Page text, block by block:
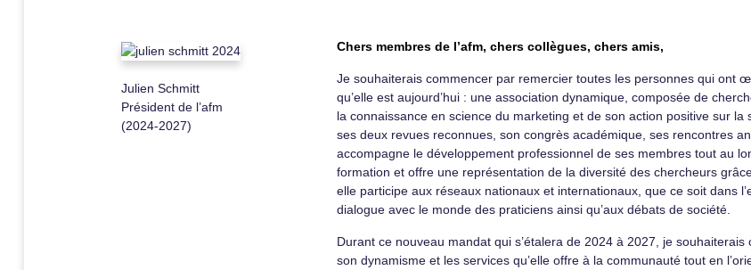
Julien Schmitt
Président de l’afm
(2024-2027)
Chers membres de l’afm, chers collègues, chers amis,
Je souhaiterais commencer par remercier toutes les personnes qui ont
qu’elle est aujourd’hui : une association dynamique, composée de
la connaissance en science du marketing et de son action positive sur la
ses deux revues reconnues, son congrès académique, ses rencontres
accompagne le développement professionnel de ses membres tout au
formation et offre une représentation de la diversité des chercheurs
elle participe aux réseaux nationaux et internationaux, que ce soit dans
dialogue avec le monde des praticiens ainsi qu’aux débats de société.
Durant ce nouveau mandat qui s’étalera de 2024 à 2027, je
son dynamisme et les services qu’elle offre à la communauté tout en